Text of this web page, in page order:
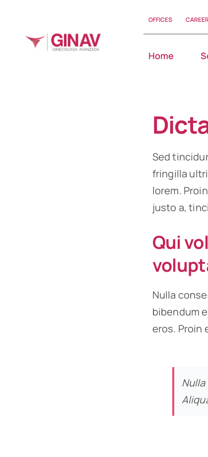
content
OFFICES
Home
Sed
fringilla
lorem.
justo a,
Qui
Nulla
bibendum
eros. Proin